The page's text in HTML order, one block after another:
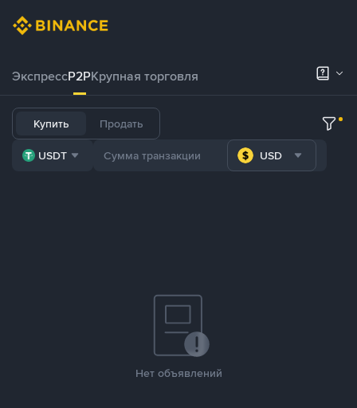
ЭкспрессP2PКрупная торговля
Купить Продать
USDT USD
Нет объявлений